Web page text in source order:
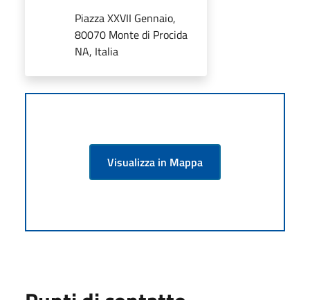
Piazza XXVII Gennaio,
80070 Monte di Procida
NA, Italia
Visualizza in Mappa